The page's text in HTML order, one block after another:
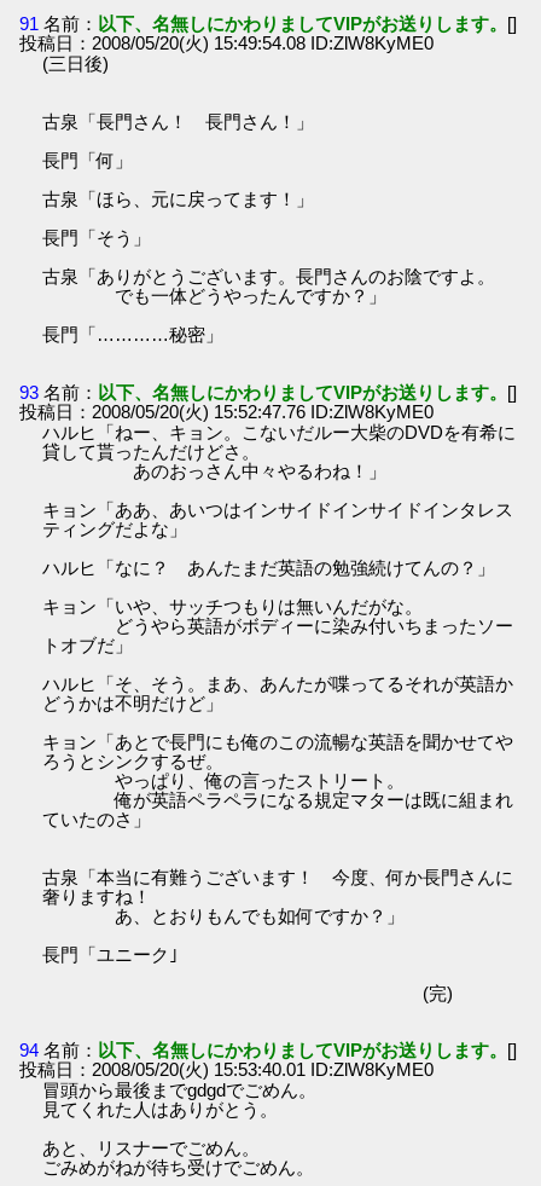
91 名前： 以下、名無しにかわりましてVIPがお送りします。 []
投稿日：2008/05/20(火) 15:49:54.08 ID:ZlW8KyME0
(三日後)
古泉「長門さん！ 長門さん！」
長門「何」
古泉「ほら、元に戻ってます！」
長門「そう」
古泉「ありがとうございます。長門さんのお陰ですよ。
でも一体どうやったんですか？」
長門「…………秘密」
93 名前： 以下、名無しにかわりましてVIPがお送りします。 []
投稿日：2008/05/20(火) 15:52:47.76 ID:ZlW8KyME0
ハルヒ「ねー、キョン。こないだルー大柴のDVDを有希に
貸して貰ったんだけどさ。
あのおっさん中々やるわね！」
キョン「ああ、あいつはインサイドインサイドインタレス
ティングだよな」
ハルヒ「なに？ あんたまだ英語の勉強続けてんの？」
キョン「いや、サッチつもりは無いんだがな。
どうやら英語がボディーに染み付いちまったソー
トオブだ」
ハルヒ「そ、そう。まあ、あんたが喋ってるそれが英語か
どうかは不明だけど」
キョン「あとで長門にも俺のこの流暢な英語を聞かせてや
ろうとシンクするぜ。
やっぱり、俺の言ったストリート。
俺が英語ペラペラになる規定マターは既に組まれ
ていたのさ」
古泉「本当に有難うございます！ 今度、何か長門さんに
奢りますね！
あ、とおりもんでも如何ですか？」
長門「ユニーク｣
(完)
94 名前： 以下、名無しにかわりましてVIPがお送りします。 []
投稿日：2008/05/20(火) 15:53:40.01 ID:ZlW8KyME0
冒頭から最後までgdgdでごめん。
見てくれた人はありがとう。
あと、リスナーでごめん。
ごみめがねが待ち受けでごめん。